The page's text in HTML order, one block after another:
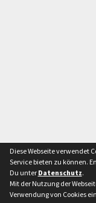
Diese Webseite verwendet
Service bieten zu können.
Du unter Datenschutz.
Mit der Nutzung der
Verwendung von Cookies